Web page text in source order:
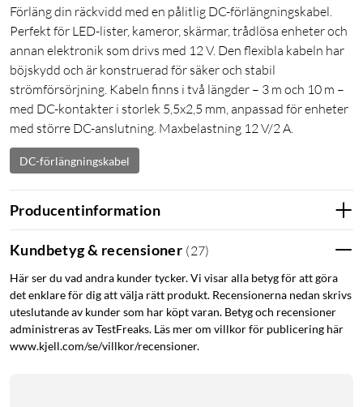
Förläng din räckvidd med en pålitlig DC-förlängningskabel.
Perfekt för LED-lister, kameror, skärmar, trådlösa enheter och
annan elektronik som drivs med 12 V. Den flexibla kabeln har
böjskydd och är konstruerad för säker och stabil
strömförsörjning. Kabeln finns i två längder – 3 m och 10 m –
med DC-kontakter i storlek 5,5x2,5 mm, anpassad för enheter
med större DC-anslutning. Maxbelastning 12 V/2 A.
DC-förlängningskabel
Producentinformation
Kundbetyg & recensioner (27)
Här ser du vad andra kunder tycker. Vi visar alla betyg för att göra
det enklare för dig att välja rätt produkt. Recensionerna nedan skrivs
uteslutande av kunder som har köpt varan. Betyg och recensioner
administreras av TestFreaks. Läs mer om villkor för publicering här
www.kjell.com/se/villkor/recensioner.